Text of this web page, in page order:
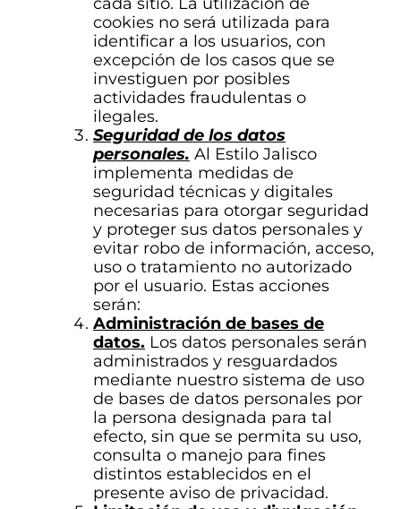
cookies no será utilizada para
identificar a los usuarios, con
excepción de los casos que se
investiguen por posibles
actividades fraudulentas o
ilegales.
Seguridad de los datos
personales. Al Estilo Jalisco
implementa medidas de
seguridad técnicas y digitales
necesarias para otorgar seguridad
y proteger sus datos personales y
evitar robo de información, acceso,
uso o tratamiento no autorizado
por el usuario. Estas acciones
serán:
Administración de bases de
datos. Los datos personales serán
administrados y resguardados
mediante nuestro sistema de uso
de bases de datos personales por
la persona designada para tal
efecto, sin que se permita su uso,
consulta o manejo para fines
distintos establecidos en el
presente aviso de privacidad.